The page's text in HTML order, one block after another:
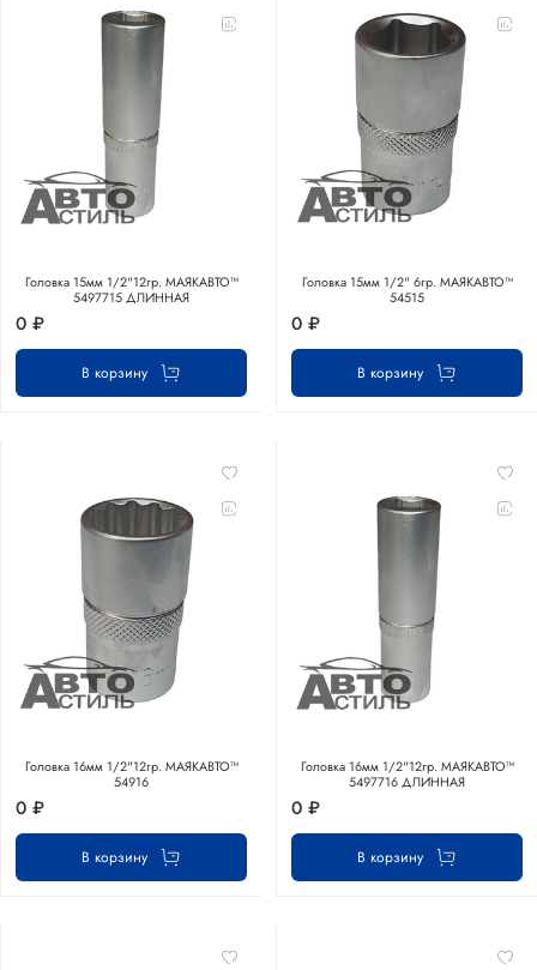
Головка 15мм 1/2"12гр. МАЯКАВТО™
5497715 ДЛИННАЯ
0 ₽
В корзину
Головка 15мм 1/2" 6гр. МАЯКАВТО™
54515
0 ₽
В корзину
Головка 16мм 1/2"12гр. МАЯКАВТО™
54916
0 ₽
В корзину
Головка 16мм 1/2"12гр. МАЯКАВТО™
5497716 ДЛИННАЯ
0 ₽
В корзину